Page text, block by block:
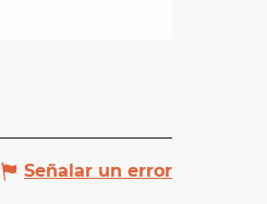
Señalar un error